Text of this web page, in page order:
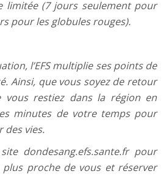
limitée (7 jours seulement pour
pour les globules rouges).
l’EFS multiplie ses points de
Ainsi, que vous soyez de retour
vous restiez dans la région en
minutes de votre temps pour
des vies.
dondesang.efs.sante.fr pour
proche de vous et réserver